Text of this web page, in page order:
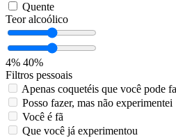
Quente
Teor alcoólico
4% 40%
Filtros pessoais
Apenas coquetéis que você pode
Posso fazer, mas não experimentei
Você é fã
Que você já experimentou